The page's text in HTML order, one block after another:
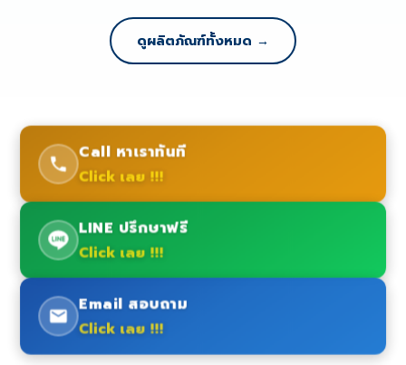
ดูผลิตภัณฑ์ทั้งหมด →
Call หาเราทันที
Click เลย !!!
LINE ปรึกษาฟรี
Click เลย !!!
Email สอบถาม
Click เลย !!!